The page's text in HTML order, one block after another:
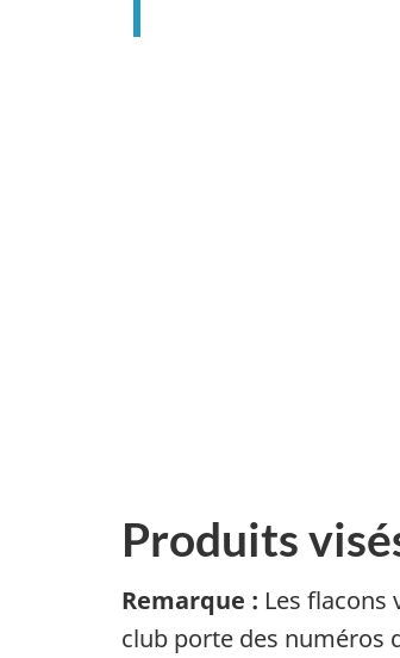
Produits
Remarque : Les flacons
club porte des numéros